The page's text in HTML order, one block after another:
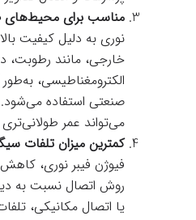
مناسب برای
نوری به دلیل کیفیت
خارجی، مانند رطوبت،
الکترومغناطیسی،
صنعتی استفاده
می‌تواند عمر
کمترین میزان تلفات
فیوژن فیبر نوری،
روش اتصال نسبت به
یا اتصال مکانیکی،